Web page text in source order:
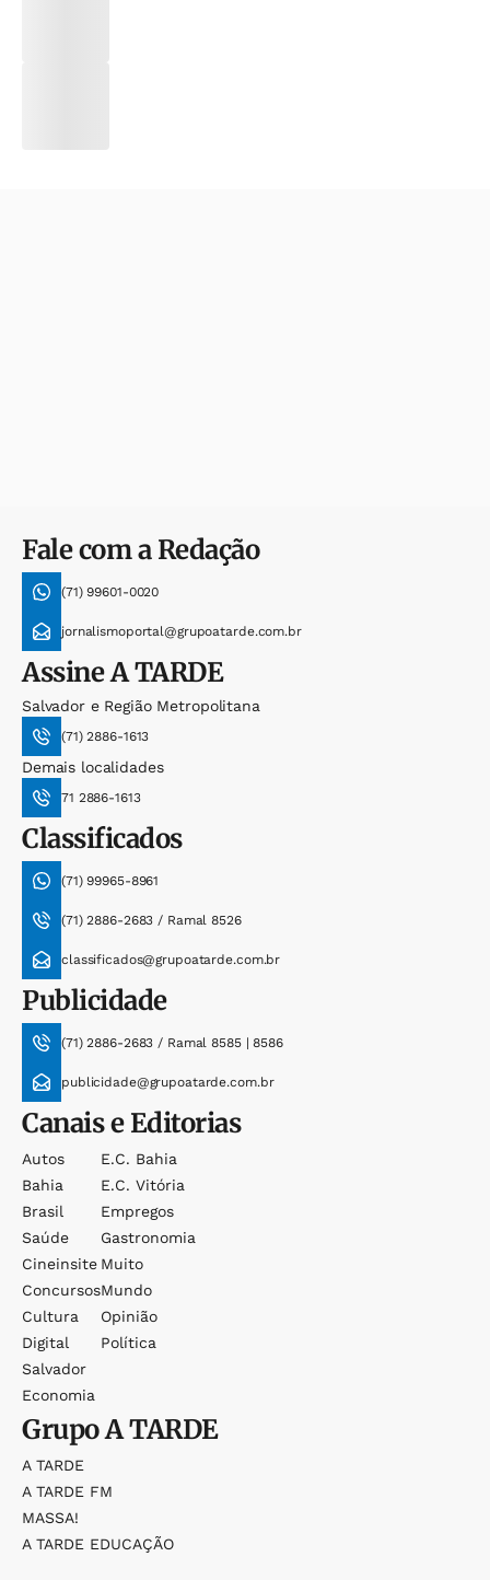
Fale com a Redação
(71) 99601-0020
jornalismoportal@grupoatarde.com.br
AssineA TARDE
Salvador e Região Metropolitana
(71) 2886-1613
Demais localidades
71 2886-1613
Classificados
(71) 99965-8961
(71) 2886-2683 / Ramal 8526
classificados@grupoatarde.com.br
Publicidade
(71) 2886-2683 / Ramal 8585 | 8586
publicidade@grupoatarde.com.br
Canais e Editorias
Autos
Bahia
Brasil
Saúde
Cineinsite
Concursos
Cultura
Digital
Salvador
Economia
E.c. Bahia
E.c. Vitória
Empregos
Gastronomia
Muito
Mundo
Opinião
Política
GrupoA TARDE
A TARDE
A TARDE FM
MASSA!
A TARDE EDUCAÇÃO